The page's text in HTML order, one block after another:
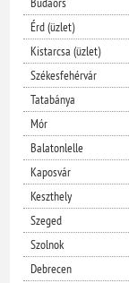
Érd (üzlet)
Kistarcsa (üzlet)
Székesfehérvár
Tatabánya
Mór
Balatonlelle
Kaposvár
Keszthely
Szeged
Szolnok
Debrecen